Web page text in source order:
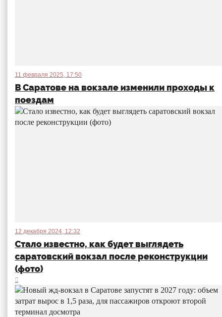
11 февраля 2025, 17:50
В Саратове на вокзале изменили проходы к
поездам
12 декабря 2024, 12:32
Стало известно, как будет выглядеть
саратовский вокзал после реконструкции
(фото)